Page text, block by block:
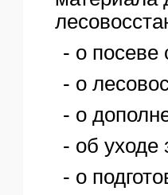
- о посеве
- о
- о
- об уходе
- о